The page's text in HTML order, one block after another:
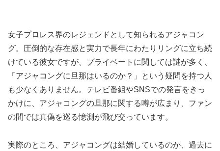
女子プロレス界のレジェンドとして知られるアジャコン
グ。圧倒的な存在感と実力で長年にわたりリングに立ち続
けている彼女ですが、プライベートに関しては謎が多く、
「アジャコングに旦那はいるのか？」という疑問を持つ人
も少なくありません。テレビ番組やSNSでの発言をきっ
かけに、アジャコングの旦那に関する噂が広まり、ファン
の間では真偽を巡る憶測が飛び交っています。
実際のところ、アジャコングは結婚しているのか、過去に